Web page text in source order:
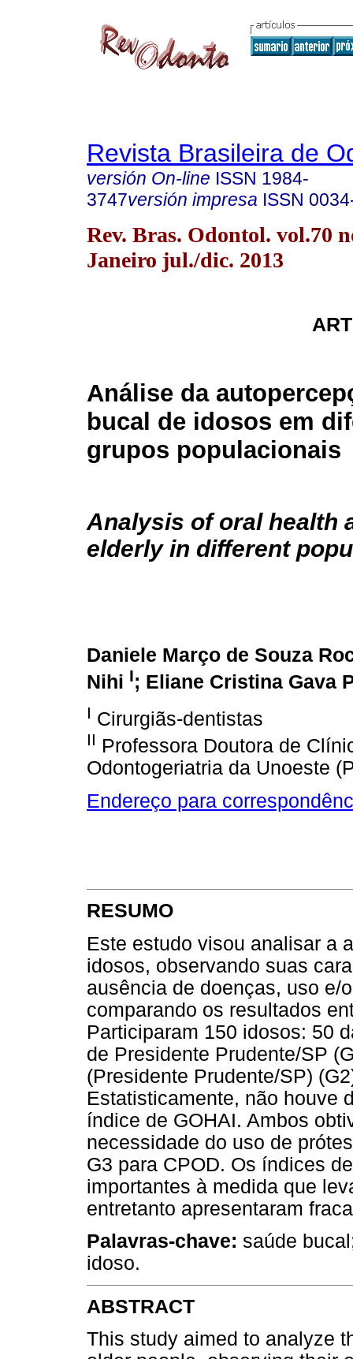
Revista Brasileira de
versión On-line ISSN 1984-
3747versión impresa ISSN
Rev. Bras. Odontol. vol.70
Janeiro jul./dic. 2013
Análise da
bucal de idosos em
grupos populacionais
Analysis of oral health
elderly in different
Daniele Março de Souza
Nihi I; Eliane Cristina Gava
I Cirurgiãs-dentistas
II Professora Doutora de
Odontogeriatria da Unoeste
Endereço para
RESUMO
Este estudo visou analisar a
idosos, observando suas
ausência de doenças, uso e/
comparando os resultados
Participaram 150 idosos: 50
de Presidente Prudente/SP
(Presidente Prudente/SP)
Estatisticamente, não houve
índice de GOHAI. Ambos
necessidade do uso de
G3 para CPOD. Os índices
importantes à medida que
entretanto apresentaram
Palavras-chave: saúde
idoso.
ABSTRACT
This study aimed to analyze